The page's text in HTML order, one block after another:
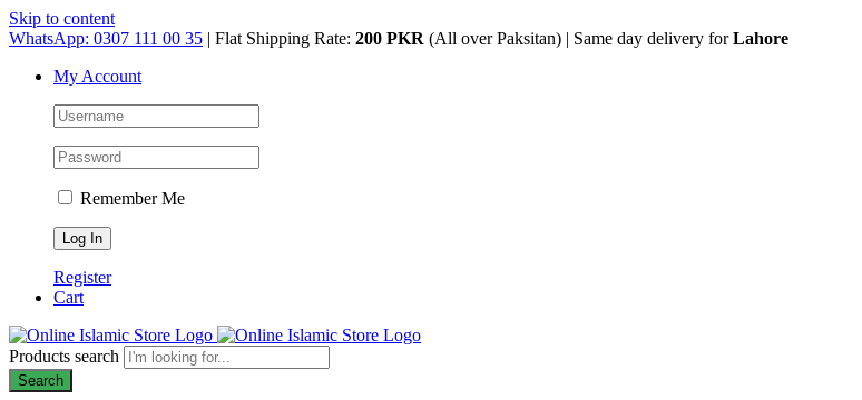
Skip to content
WhatsApp: 0307 111 00 35 | Flat Shipping Rate: 200 PKR (All over Paksitan) | Same day delivery forLahore
My Account
Remember Me
Register
Cart
Products search
Search